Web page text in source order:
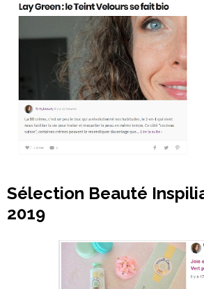
Sélection Beauté
2019